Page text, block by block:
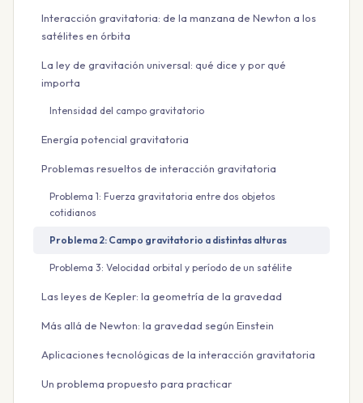
Interacción gravitatoria: de la manzana de Newton a los
satélites en órbita
La ley de gravitación universal: qué dice y por qué
importa
Intensidad del campo gravitatorio
Energía potencial gravitatoria
Problemas resueltos de interacción gravitatoria
Problema 1: Fuerza gravitatoria entre dos objetos
cotidianos
Problema 2: Campo gravitatorio a distintas alturas
Problema 3: Velocidad orbital y período de un satélite
Las leyes de Kepler: la geometría de la gravedad
Más allá de Newton: la gravedad según Einstein
Aplicaciones tecnológicas de la interacción gravitatoria
Un problema propuesto para practicar